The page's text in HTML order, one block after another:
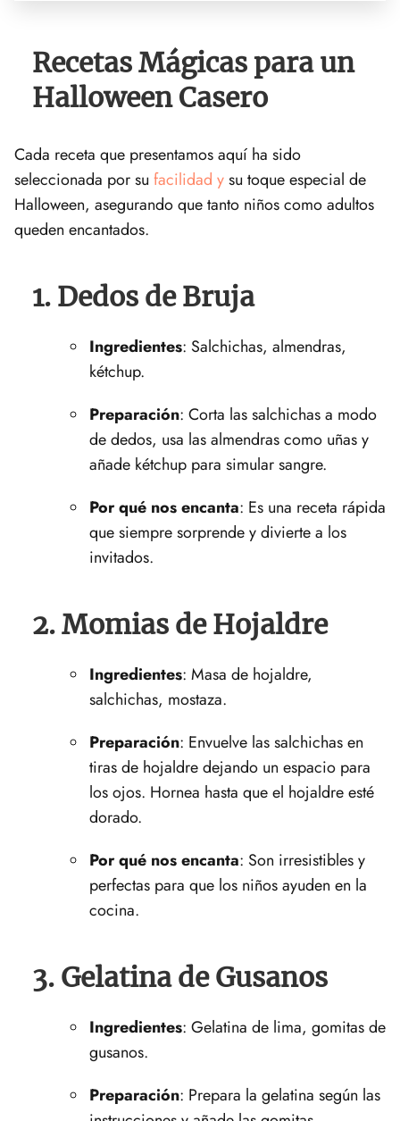
Recetas Mágicas para un
Halloween ‌Casero
Cada receta que presentamos aquí ha⁣ sido
seleccionada por ⁣su facilidad ysu toque ⁢especial de
Halloween, asegurando que tanto niños como adultos‌
queden encantados.
1. ⁤Dedos de ⁢Bruja
Ingredientes: Salchichas, ⁣almendras,
kétchup.
Preparación: Corta ⁤las salchichas a modo
‌de dedos,⁢ usa las almendras como uñas y
añade‌ kétchup ‍para simular sangre.
Por qué nos encanta: Es una receta rápida
que siempre sorprende y divierte a los
invitados.
2. Momias de Hojaldre
Ingredientes: Masa de hojaldre,
salchichas, mostaza.
Preparación: Envuelve ‌las salchichas ⁤en‌
tiras de hojaldre dejando un ​espacio para
los ojos. Hornea hasta que el ⁢hojaldre esté
⁤dorado.
Por qué nos encanta: Son irresistibles y
perfectas para que los niños ayuden en la
cocina.
3.⁣ Gelatina de Gusanos
Ingredientes: Gelatina‍ de ⁣lima, gomitas de
gusanos.
Preparación: Prepara‍ la gelatina según las